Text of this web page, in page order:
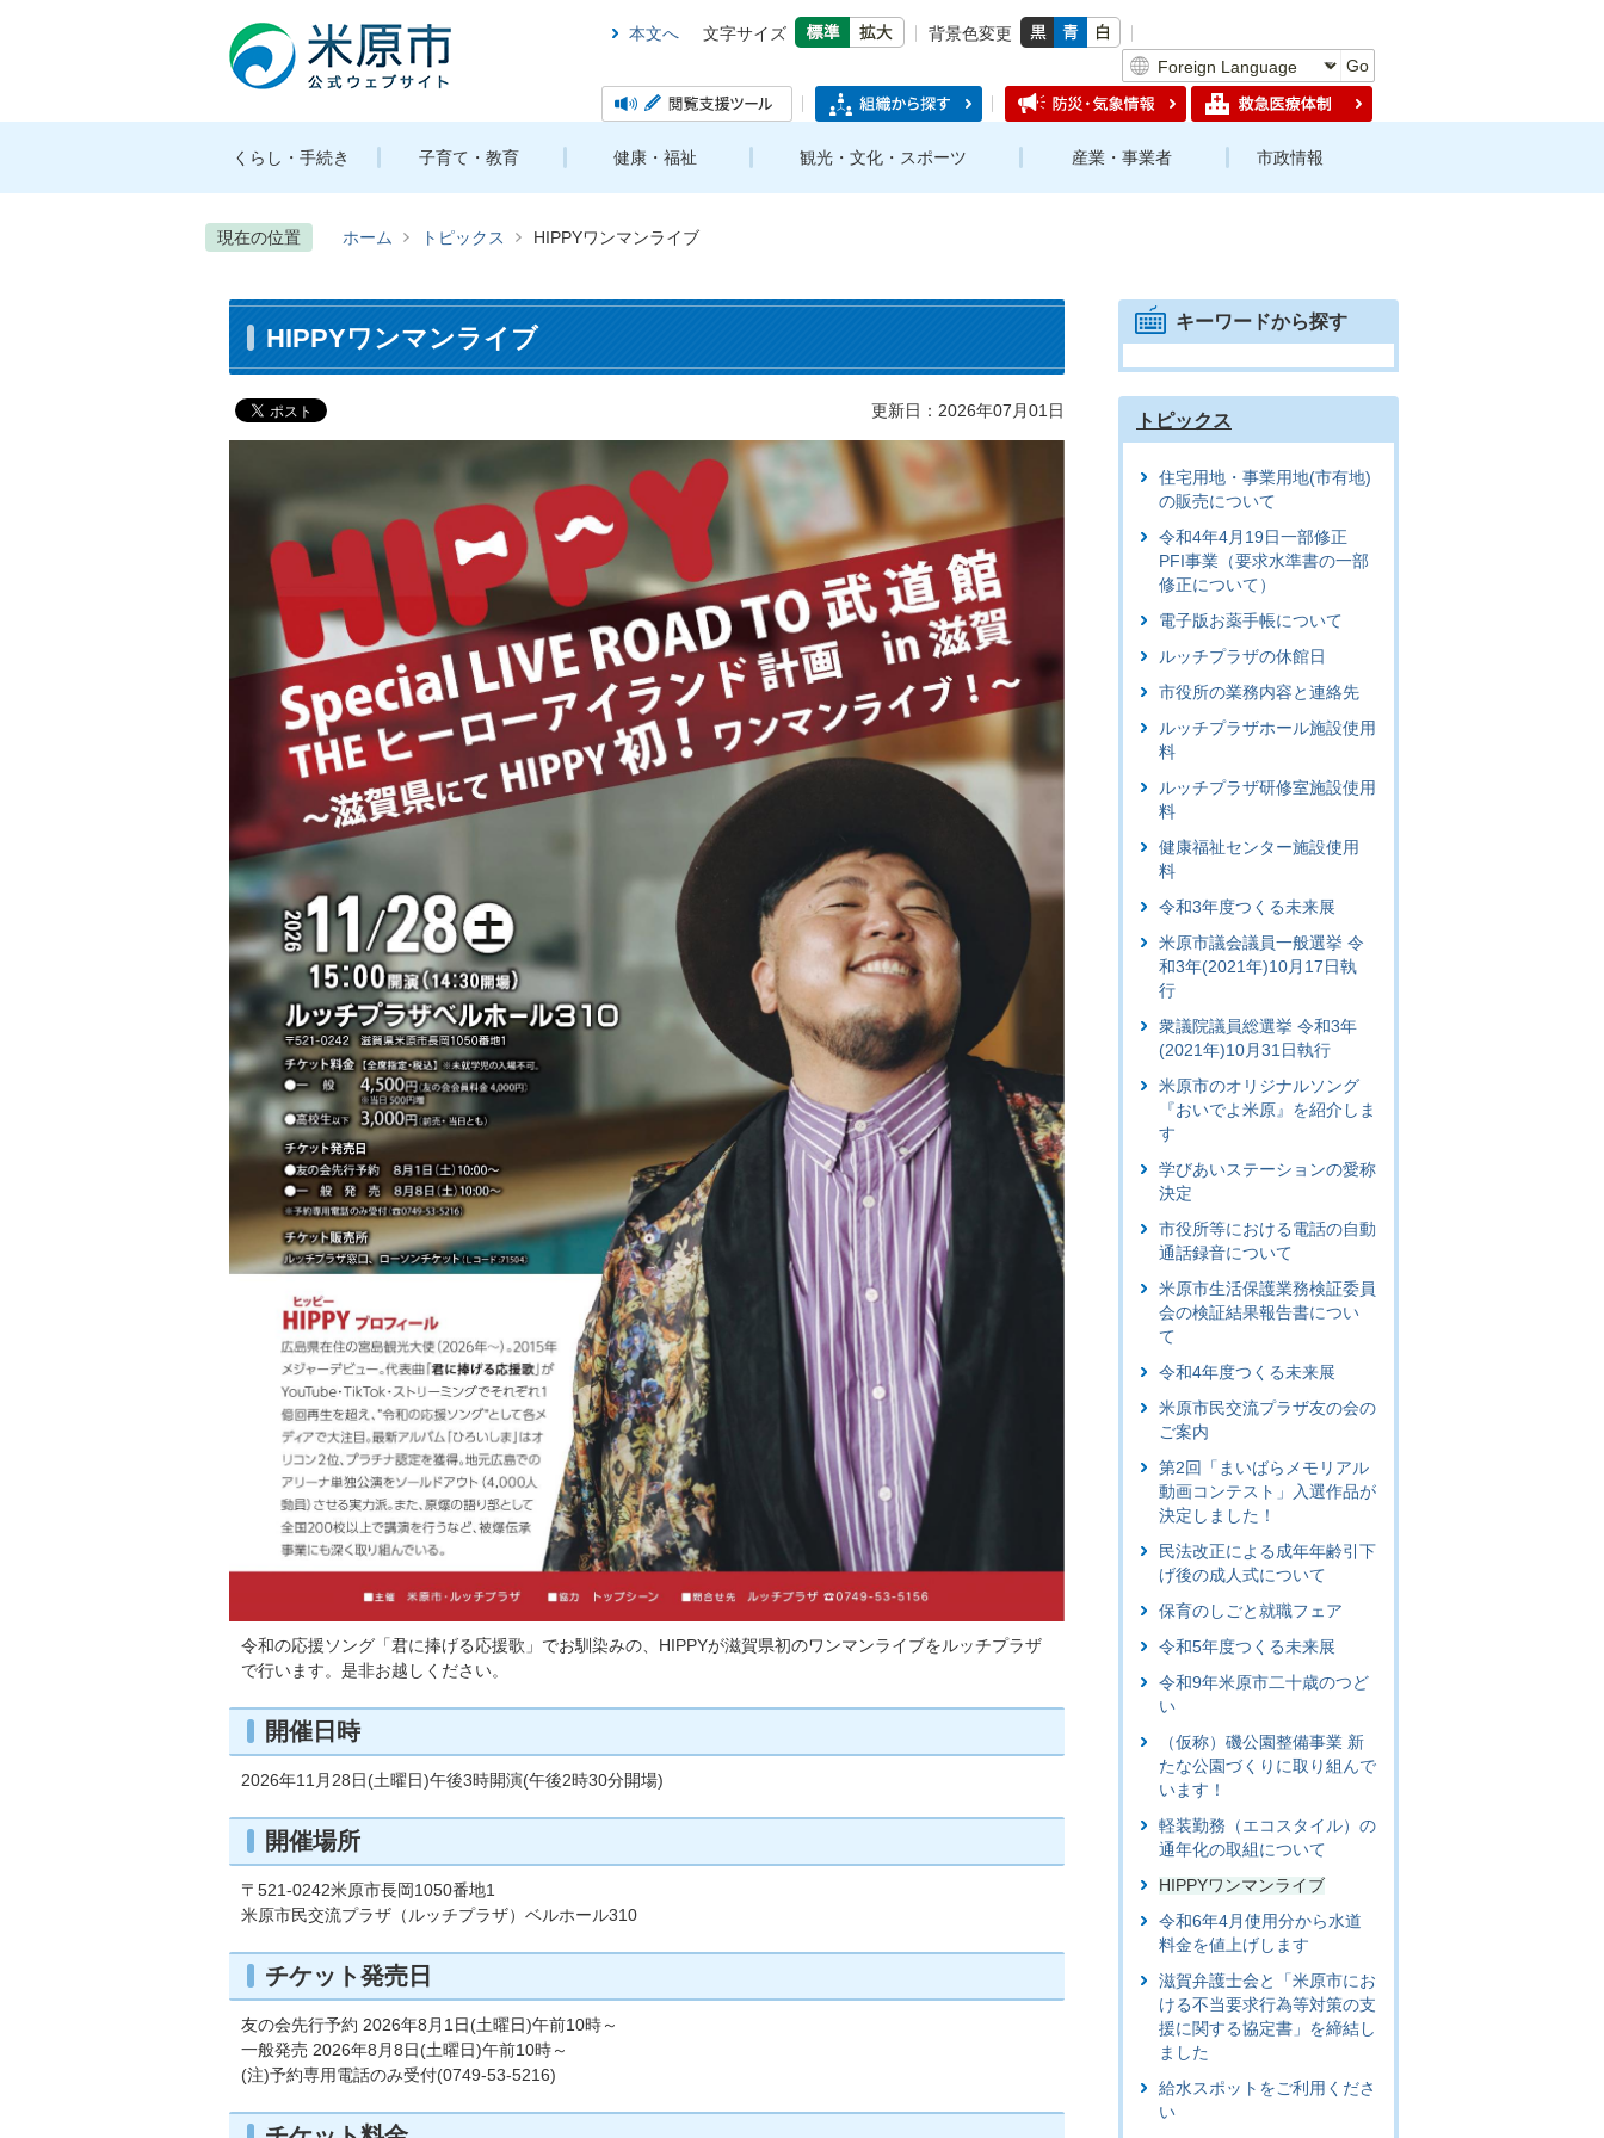
本文へ 文字サイズ
背景色変更
Go
くらし・手続き 子育て・教育 健康・福祉 観光・文化・スポーツ 産業・事業者 市政情報
現在の位置 ホーム トピックス HIPPYワンマンライブ
HIPPYワンマンライブ
更新日：2026年07月01日
令和の応援ソング「君に捧げる応援歌」でお馴染みの、 HIPPYが滋賀県初のワンマンライブをルッチプラザ
で行います。是非お越しください。
開催日時
2026年11月28日(土曜日)午後3時開演(午後2時30分開場)
開催場所
〒521-0242米原市長岡1050番地1
米原市民交流プラザ（ルッチプラザ）ベルホール310
チケット発売日
友の会先行予約 2026年8月1日(土曜日)午前10時～
一般発売 2026年8月8日(土曜日)午前10時～
(注)予約専用電話のみ受付(0749-53-5216)
キーワードから探す
トピックス
住宅用地・事業用地(市有地)
の販売について
令和4年4月19日一部修正
PFI事業（要求水準書の一部
修正について）
電子版お薬手帳について
ルッチプラザの休館日
市役所の業務内容と連絡先
ルッチプラザホール施設使用
料
ルッチプラザ研修室施設使用
料
健康福祉センター施設使用
料
令和3年度つくる未来展
米原市議会議員一般選挙 令
和3年(2021年)10月17日執
行
衆議院議員総選挙 令和3年
(2021年)10月31日執行
米原市のオリジナルソング
『おいでよ米原』を紹介しま
す
学びあいステーションの愛称
決定
市役所等における電話の自動
通話録音について
米原市生活保護業務検証委員
会の検証結果報告書につい
て
令和4年度つくる未来展
米原市民交流プラザ友の会の
ご案内
第2回「まいばらメモリアル
動画コンテスト」入選作品が
決定しました！
民法改正による成年年齢引下
げ後の成人式について
保育のしごと就職フェア
令和5年度つくる未来展
令和9年米原市二十歳のつど
い
（仮称）磯公園整備事業 新
たな公園づくりに取り組んで
います！
軽装勤務（エコスタイル）の
通年化の取組について
HIPPYワンマンライブ
令和6年4月使用分から水道
料金を値上げします
滋賀弁護士会と「米原市にお
ける不当要求行為等対策の支
援に関する協定書」を締結し
ました
給水スポットをご利用くださ
い